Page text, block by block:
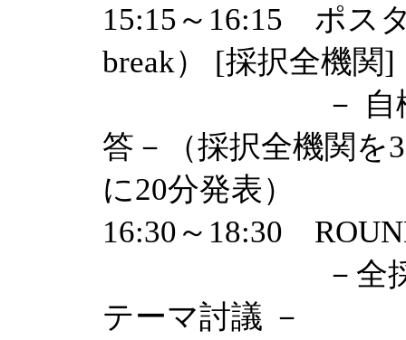
15:15～16:15 ポス
break） [採択全機関]
－ 自機関ポ
答－（採択全機関を
に20分発表）
16:30～18:30
－全採択機関
テーマ討議 －